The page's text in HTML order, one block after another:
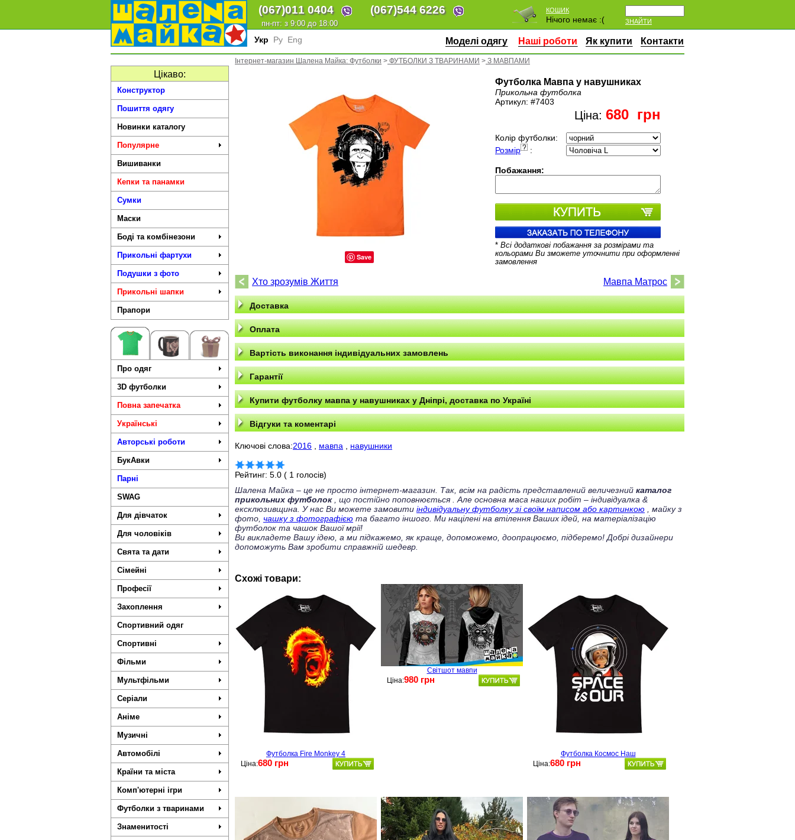
(067)011 0404 (067)544 6226
пн-пт: з 9:00 до 18:00 ЗНАЙТИ
КОШИК
Нічого немає :(
Укр Ру Eng Моделі одягу Наші роботи Як купити Контакти
Цікаво:
Конструктор
Пошиття одягу
Новинки каталогу
Популярне
Вишиванки
Кепки та панамки
Сумки
Маски
Боді та комбінезони
Прикольні фартухи
Подушки з фото
Прикольні шапки
Прапори
Про одяг
3D футболки
Повна запечатка
Українські
Авторські роботи
БукАвки
Парні
SWAG
Для дівчаток
Для чоловіків
Свята та дати
Сімейні
Професії
Захоплення
Спортивний одяг
Спортивні
Фільми
Мультфільми
Серіали
Аніме
Музичні
Автомобілі
Країни та міста
Комп'ютерні ігри
Футболки з тваринами
Знаменитості
Інтернет-магазин Шалена Майка: Футболки > ФУТБОЛКИ З ТВАРИНАМИ > З МАВПАМИ
Save
Футболка Мавпа у навушниках
Прикольна футболка
Артикул: #7403
Ціна: 680 грн
Колір футболки:
Розмір
:
Побажання:
* Всі додаткові побажання за розмірами та
кольорами Ви зможете уточнити при оформленні
замовлення
Хто зрозумів Життя Мавпа Матрос
Доставка
Оплата
Вартість виконання індивідуальних замовлень
Гарантії
Купити футболку мавпа у навушниках у Дніпрі, доставка по Україні
Відгуки та коментарі
Ключові слова:2016 мавпа навушники
Рейтинг: 5.0 ( 1 голосів)
Шалена Майка – це не просто інтернет-магазин. Так, всім на радість представлений величезний каталог
прикольних футболок, що постійно поповнюється
. Але основна маса наших робіт – індивідуалка &
ексклюзивщина. У нас Ви можете замовити індивідуальну футболку зі своїм написом або картинкою , майку з
фото, чашку з фотографією та багато іншого. Ми націлені на втілення Ваших ідей, на матеріалізацію
футболок та чашок Вашої мрії!
Ви викладете Вашу ідею, а ми підкажемо, як краще, допоможемо, доопрацюємо, підберемо! Добрі дизайнери
допоможуть Вам зробити справжній шедевр.
Схожі товари:
Футболка Fire Monkey 4
Ціна:680 грн
Світшот мавпи
Ціна:980 грн
Футболка Космос Наш
Ціна:680 грн